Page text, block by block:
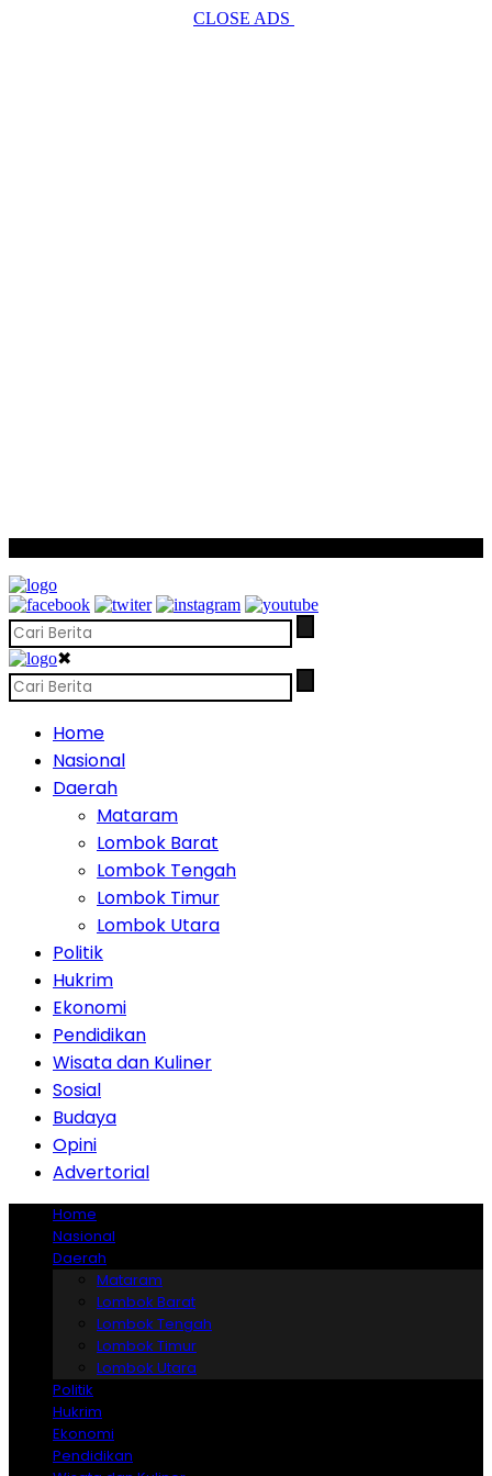
CLOSE ADS
✖
Home
Nasional
Daerah
Mataram
Lombok Barat
Lombok Tengah
Lombok Timur
Lombok Utara
Politik
Hukrim
Ekonomi
Pendidikan
Wisata dan Kuliner
Sosial
Budaya
Opini
Advertorial
Home
Nasional
Daerah
Mataram
Lombok Barat
Lombok Tengah
Lombok Timur
Lombok Utara
Politik
Hukrim
Ekonomi
Pendidikan